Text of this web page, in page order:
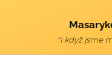
"I když jsme